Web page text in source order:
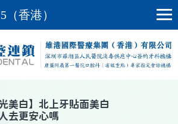
（香港）
美白】 北上牙貼面美白
去更安心嗎